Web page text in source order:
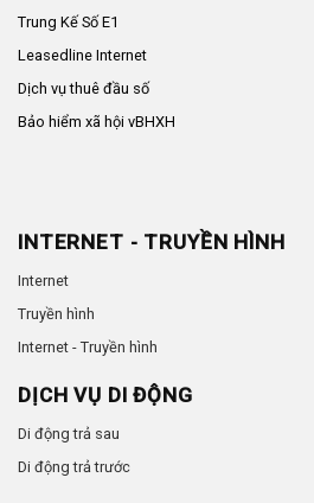
Trung Kế Số E1
Leasedline Internet
Dịch vụ thuê đầu số
Bảo hiểm xã hội vBHXH
INTERNET - TRUYỀN HÌNH
Internet
Truyền hình
Internet - Truyền hình
DỊCH VỤ DI ĐỘNG
Di động trả sau
Di động trả trước